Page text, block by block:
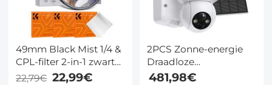
49mm Black Mist 1/4 &
CPL-filter 2-in-1 zwart
diffusie circulair
22,79€ 22,99€
2PCS Zonne-energie
Draadloze
Beveiligingscamera
481,98€